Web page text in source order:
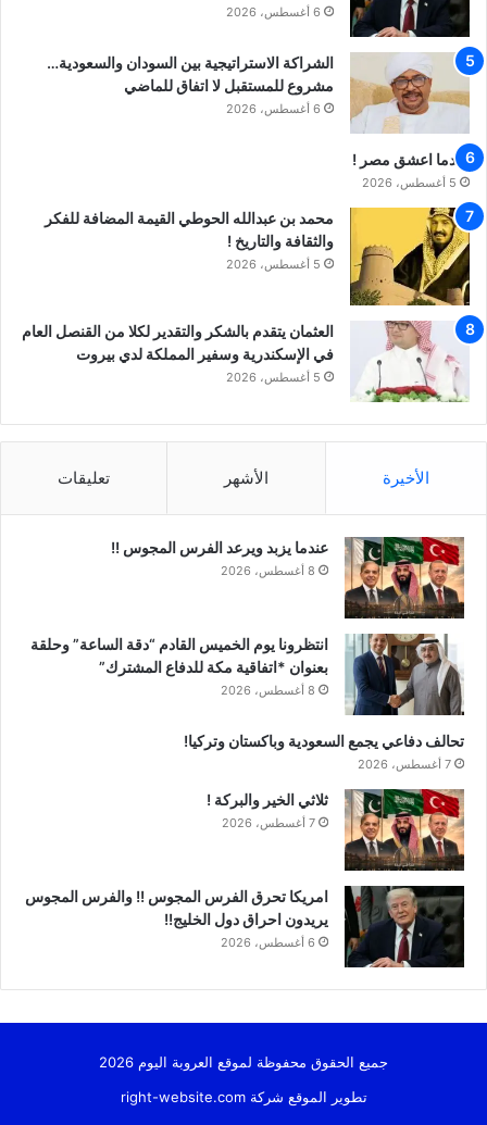
6 أغسطس، 2026
الشراكة الاستراتيجية بين السودان والسعودية…
مشروع للمستقبل لا اتفاق للماضي
6 أغسطس، 2026
عندما اعشق مصر !
5 أغسطس، 2026
محمد بن عبدالله الحوطي القيمة المضافة للفكر
والثقافة والتاريخ !
5 أغسطس، 2026
العثمان يتقدم بالشكر والتقدير لكلا من القنصل العام
في الإسكندرية وسفير المملكة لدي بيروت
5 أغسطس، 2026
الأخيرة الأشهر تعليقات
عندما يزبد ويرعد الفرس المجوس !!
8 أغسطس، 2026
انتظرونا يوم الخميس القادم “دقة الساعة” وحلقة
بعنوان *اتفاقية مكة للدفاع المشترك”
8 أغسطس، 2026
تحالف دفاعي يجمع السعودية وباكستان وتركيا!
7 أغسطس، 2026
ثلاثي الخير والبركة !
7 أغسطس، 2026
امريكا تحرق الفرس المجوس !! والفرس المجوس
يريدون احراق دول الخليج!!
6 أغسطس، 2026
جميع الحقوق محفوظة لموقع العروبة اليوم 2026
تطوير الموقع شركةright-website.com